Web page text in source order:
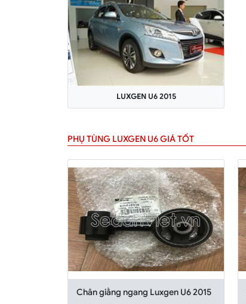
LUXGEN U6 2015
PHỤ TÙNG LUXGEN U6 GIÁ TỐT
Chân giằng ngang Luxgen U6 2015